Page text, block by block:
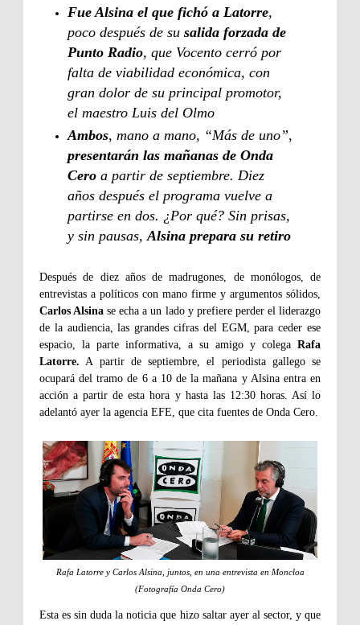
Fue Alsina el que fichó a Latorre,
poco después de su salida forzada de
Punto Radio, que Vocento cerró por
falta de viabilidad económica, con
gran dolor de su principal promotor,
el maestro Luis del Olmo
Ambos, mano a mano, “Más de uno”,
presentarán las mañanas de Onda
Cero a partir de septiembre. Diez
años después el programa vuelve a
partirse en dos. ¿Por qué? Sin prisas,
y sin pausas,Alsina prepara su retiro
Después de diez años de madrugones, de monólogos, de
entrevistas a políticos con mano firme y argumentos sólidos,
Carlos Alsina se echa a un lado y prefiere perder el liderazgo
de la audiencia, las grandes cifras del EGM, para ceder ese
espacio, la parte informativa, a su amigo y colega Rafa
Latorre. A partir de septiembre, el periodista gallego se
ocupará del tramo de 6 a 10 de la mañana y Alsina entra en
acción a partir de esta hora y hasta las 12:30 horas. Así lo
adelantó ayer la agencia EFE, que cita fuentes de Onda Cero.
Rafa Latorre y Carlos Alsina, juntos, en una entrevista en Moncloa
(Fotografía Onda Cero)
Esta es sin duda la noticia que hizo saltar ayer al sector, y que